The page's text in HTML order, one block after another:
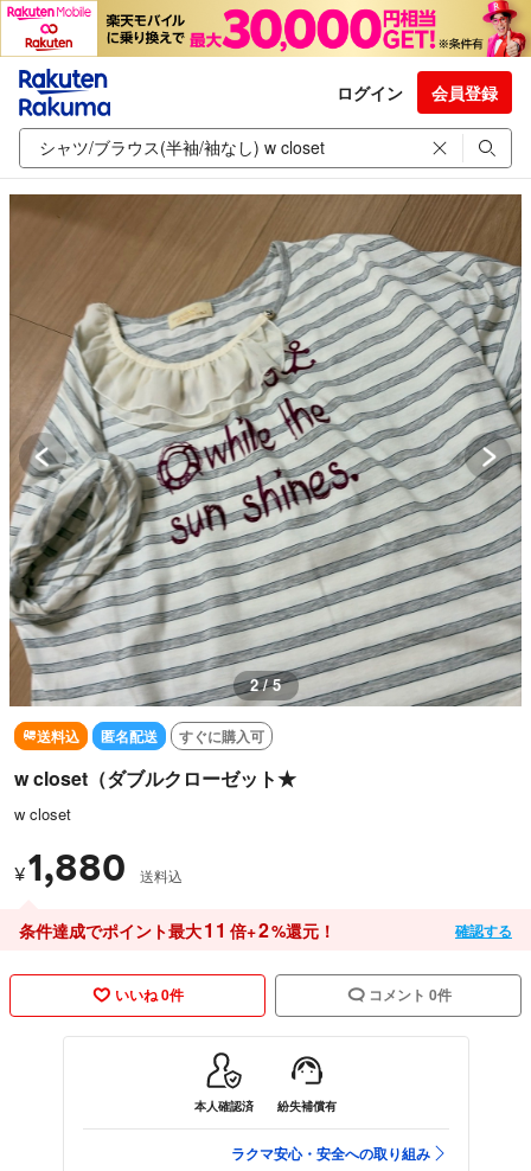
ログイン 会員登録
2 / 5
送料込 匿名配送 すぐに購入可
w closet（ダブルクローゼット★
w closet
¥1,880 送料込
条件達成でポイント最大11 倍+2%還元！ 確認する
いいね 0件 コメント 0件
本人確認済 紛失補償有
ラクマ安心・安全への取り組み